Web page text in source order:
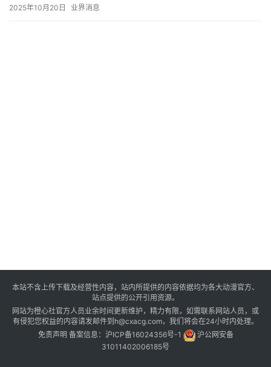
2025年10月20日 业界消息
本站不含上传下载及经营性内容，站内所提供的内容依据均为各大动漫官方、
站点提供的公开引用资源。
网站为橙心社官方人员业余时间更新维护，精力有限，如需联系网站人员，或
有侵犯您权益的内容请发邮件到h@cxacg.com，我们将会在24小时内处理。
免责声明 备案信息： 沪ICP备16024356号-1
沪公网安备
31011402006185号